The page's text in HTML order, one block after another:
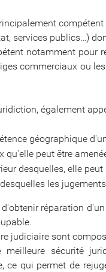
services publics…)
notamment
commerciaux ou
également
géographique
qu'elle peut être
desquelles, elle
les
réparation
judiciaire sont
meilleure sécurité
ce qui permet de